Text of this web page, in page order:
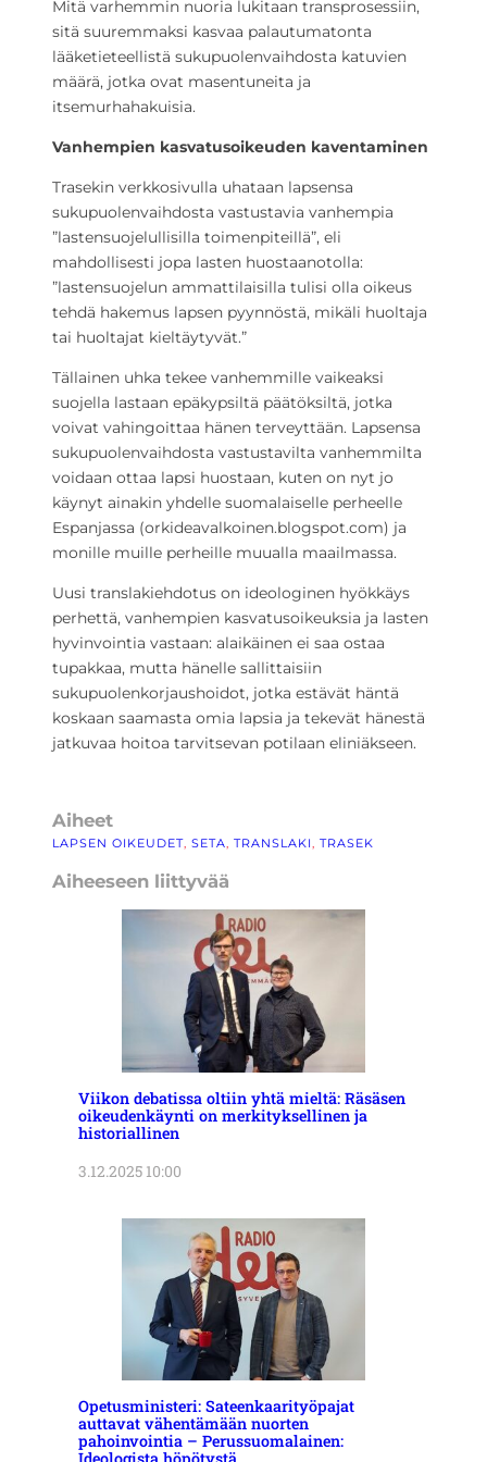
Mitä varhemmin nuoria lukitaan transprosessiin,
sitä suuremmaksi kasvaa palautumatonta
lääketieteellistä sukupuolenvaihdosta katuvien
määrä, jotka ovat masentuneita ja
itsemurhahakuisia.
Vanhempien kasvatusoikeuden kaventaminen
Trasekin verkkosivulla uhataan lapsensa
sukupuolenvaihdosta vastustavia vanhempia
”lastensuojelullisilla toimenpiteillä”, eli
mahdollisesti jopa lasten huostaanotolla:
”lastensuojelun ammattilaisilla tulisi olla oikeus
tehdä hakemus lapsen pyynnöstä, mikäli huoltaja
tai huoltajat kieltäytyvät.”
Tällainen uhka tekee vanhemmille vaikeaksi
suojella lastaan epäkypsiltä päätöksiltä, jotka
voivat vahingoittaa hänen terveyttään. Lapsensa
sukupuolenvaihdosta vastustavilta vanhemmilta
voidaan ottaa lapsi huostaan, kuten on nyt jo
käynyt ainakin yhdelle suomalaiselle perheelle
Espanjassa (orkideavalkoinen.blogspot.com) ja
monille muille perheille muualla maailmassa.
Uusi translakiehdotus on ideologinen hyökkäys
perhettä, vanhempien kasvatusoikeuksia ja lasten
hyvinvointia vastaan: alaikäinen ei saa ostaa
tupakkaa, mutta hänelle sallittaisiin
sukupuolenkorjaushoidot, jotka estävät häntä
koskaan saamasta omia lapsia ja tekevät hänestä
jatkuvaa hoitoa tarvitsevan potilaan eliniäkseen.
Aiheet
LAPSEN OIKEUDET, SETA, TRANSLAKI, TRASEK
Aiheeseen liittyvää
Viikon debatissa oltiin yhtä mieltä: Räsäsen
oikeudenkäynti on merkityksellinen ja
historiallinen
3.12.2025 10:00
Opetusministeri: Sateenkaarityöpajat
auttavat vähentämään nuorten
pahoinvointia – Perussuomalainen:
Ideologista höpötystä